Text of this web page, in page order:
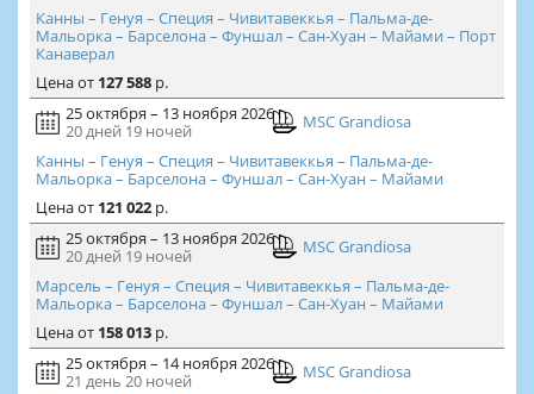
Канны – Генуя – Специя – Чивитавеккья – Пальма-де-
Мальорка – Барселона – Фуншал – Сан-Хуан – Майами – Порт
Канаверал
Ценаот 127 588р.
25 октября – 13 ноября 2026 г.
20 дней 19 ночей
MSC Grandiosa
Канны – Генуя – Специя – Чивитавеккья – Пальма-де-
Мальорка – Барселона – Фуншал – Сан-Хуан – Майами
Ценаот 121 022р.
25 октября – 13 ноября 2026 г.
20 дней 19 ночей
MSC Grandiosa
Марсель – Генуя – Специя – Чивитавеккья – Пальма-де-
Мальорка – Барселона – Фуншал – Сан-Хуан – Майами
Ценаот 158 013р.
25 октября – 14 ноября 2026 г.
21 день 20 ночей
MSC Grandiosa